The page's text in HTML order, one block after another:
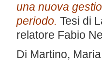
una nuova
periodo. Tesi di
relatore Fabio
Di Martino,